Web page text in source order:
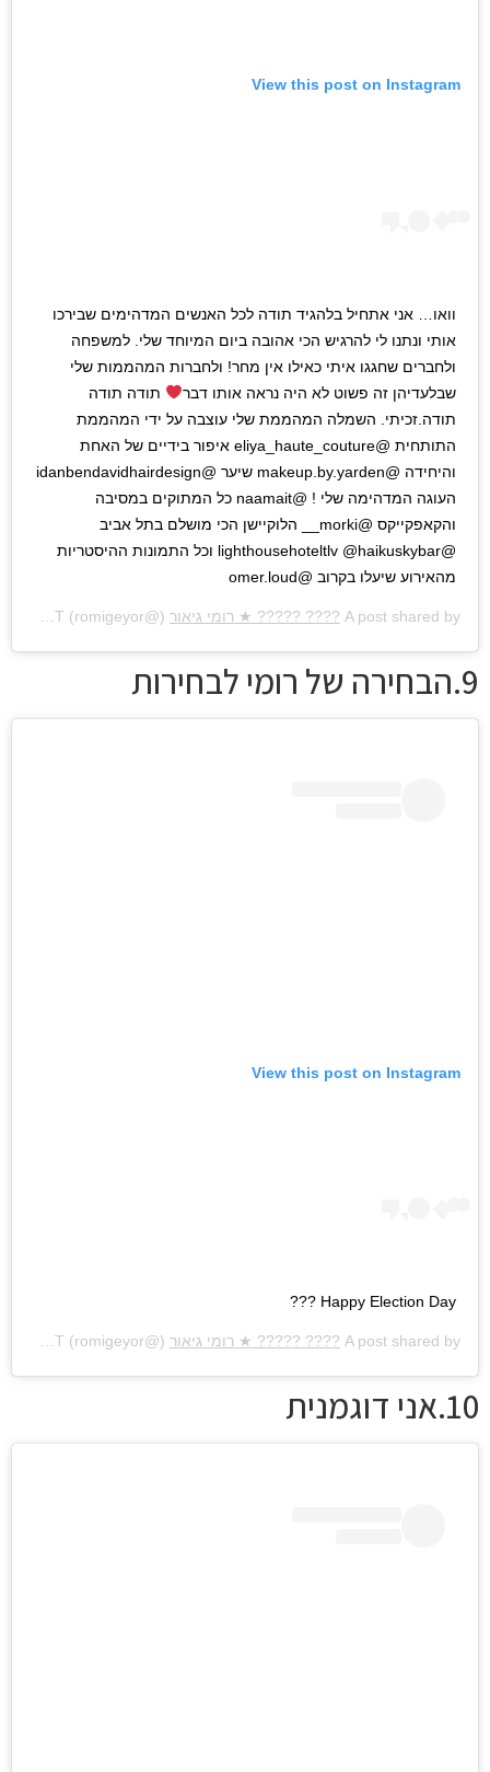
View this post on Instagram
וואו… אני אתחיל בלהגיד תודה לכל האנשים המדהימים שבירכו
אותי ונתנו לי להרגיש הכי אהובה ביום המיוחד שלי. למשפחה
ולחברים שחגגו איתי כאילו אין מחר! ולחברות המהממות שלי
שבלעדיהן זה פשוט לא היה נראה אותו דבר
תודה תודה
תודה.זכיתי. השמלה המהממת שלי עוצבה על ידי המהממת
התותחית @eliya_haute_couture איפור בידיים של האחת
והיחידה @makeup.by.yarden שיער @idanbendavidhairdesign
העוגה המדהימה שלי ! @naamait כל המתוקים במסיבה
והקאפקייקס @morki__ הלוקיישן הכי מושלם בתל אביב
@lighthousehoteltlv @haikuskybar וכל התמונות ההיסטריות
מהאירוע שיעלו בקרוב @omer.loud
A post shared by ???? ????? ★ רומי גיאור (@romigeyor) on
May 12, 2019 at 3:34am PDT
9.הבחירה של רומי לבחירות
View this post on Instagram
Happy Election Day ???
A post shared by ???? ????? ★ רומי גיאור (@romigeyor) on
Apr 9, 2019 at 4:04am PDT
10.אני דוגמנית